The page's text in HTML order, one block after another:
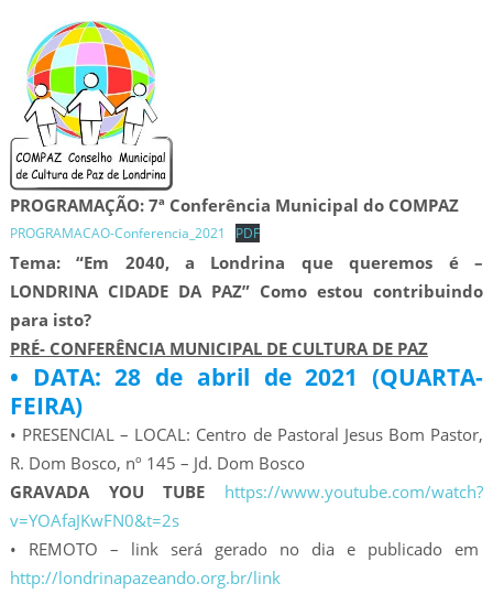
PROGRAMAÇÃO: 7ª Conferência Municipal do COMPAZ
PROGRAMACAO-Conferencia_2021 PDF
Tema: “Em 2040, a Londrina que queremos é –
LONDRINA CIDADE DA PAZ” Como estou contribuindo
para isto?
PRÉ- CONFERÊNCIA MUNICIPAL DE CULTURA DE PAZ
• DATA: 28 de abril de 2021 (QUARTA-
FEIRA)
• PRESENCIAL – LOCAL: Centro de Pastoral Jesus Bom Pastor,
R. Dom Bosco, nº 145 – Jd. Dom Bosco
GRAVADA YOU TUBE
https://www.youtube.com/watch?
v=YOAfaJKwFN0&t=2s
• REMOTO – link será gerado no dia e publicado em
http://londrinapazeando.org.br/link